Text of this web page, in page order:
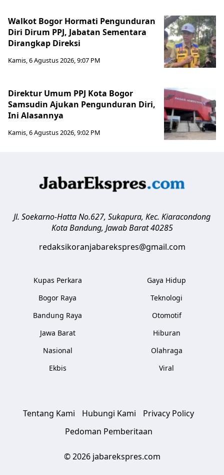
Walkot Bogor Hormati Pengunduran
Diri Dirum PPJ, Jabatan Sementara
Dirangkap Direksi
Kamis, 6 Agustus 2026, 9:07 PM
Direktur Umum PPJ Kota Bogor
Samsudin Ajukan Pengunduran Diri,
Ini Alasannya
Kamis, 6 Agustus 2026, 9:02 PM
Jl. Soekarno-Hatta No.627, Sukapura, Kec. Kiaracondong
Kota Bandung, Jawab Barat 40285
redaksikoranjabarekspres@gmail.com
Kupas Perkara
Bogor Raya
Bandung Raya
Jawa Barat
Nasional
Ekbis
Gaya Hidup
Teknologi
Otomotif
Hiburan
Olahraga
Viral
Tentang Kami Hubungi Kami
Privacy Policy
Pedoman Pemberitaan
© 2026 jabarekspres.com